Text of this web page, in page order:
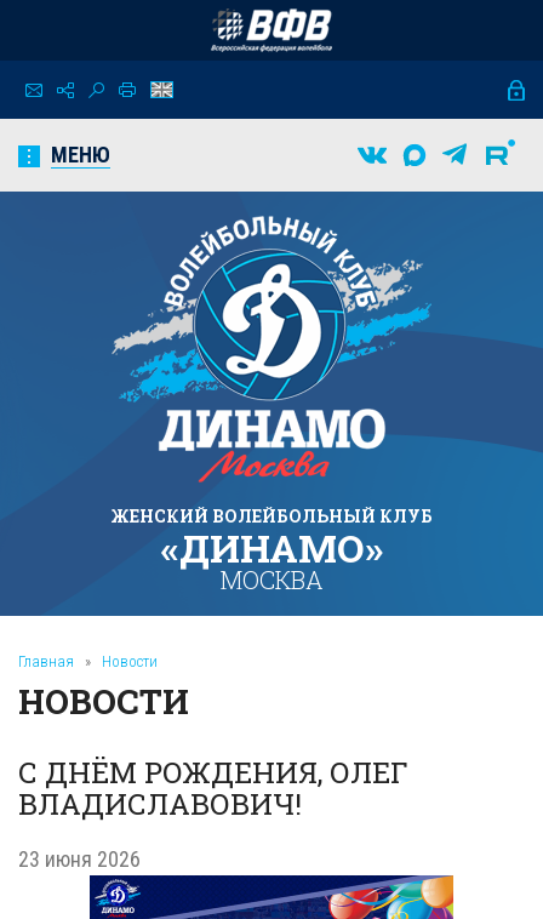
МЕНЮ
ЖЕНСКИЙ ВОЛЕЙБОЛЬНЫЙ КЛУБ
«ДИНАМО»
МОСКВА
Главная » Новости
НОВОСТИ
С ДНЁМ РОЖДЕНИЯ, ОЛЕГ
ВЛАДИСЛАВОВИЧ!
23 июня 2026